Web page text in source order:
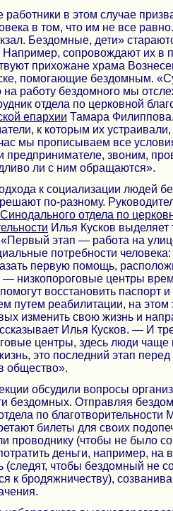
в этом случае
в том, что им не все
Бездомные, дети»
сопровождают их в
прихожане храма
помогающие бездомным.
на работу бездомного мы
отдела по церковной
епархии Тамара
к которым их
мы прописываем все
предпринимателе, звоним,
ли с ним обращаются».
к социализации людей
по-разному.
Синодального отдела по
Илья Кусков выделяет
этап — работа на
потребности
первую помощь,
— низкопороговые центры
восстановить паспорт и
путем реабилитации, на этом
изменить свою жизнь и
Илья Кусков. — И
центры, здесь люди чаще
это последний этап
общество».
обсудили вопросы
бездомных. Отправляя
по благотворительности
билеты для своих
проводнику (чтобы не было
деньги, например,
(следят, чтобы бездомный не
к бродяжничеству),